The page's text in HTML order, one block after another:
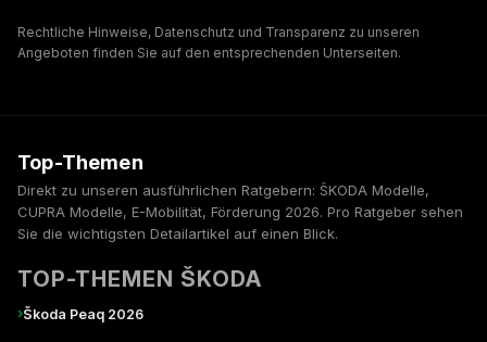
Rechtliche Hinweise, Datenschutz und Transparenz zu unseren
Angeboten finden Sie auf den entsprechenden Unterseiten.
Top-Themen
Direkt zu unseren ausführlichen Ratgebern: ŠKODA Modelle,
CUPRA Modelle, E-Mobilität, Förderung 2026. Pro Ratgeber sehen
Sie die wichtigsten Detailartikel auf einen Blick.
TOP-THEMEN ŠKODA
›Škoda Peaq 2026